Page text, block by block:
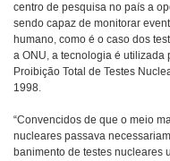
centro de pesquisa no país a
sendo capaz de monitorar
humano, como é o caso dos
a ONU, a tecnologia é utilizada
Proibição Total de Testes
1998.
“Convencidos de que o meio
nucleares passava
banimento de testes nucleares